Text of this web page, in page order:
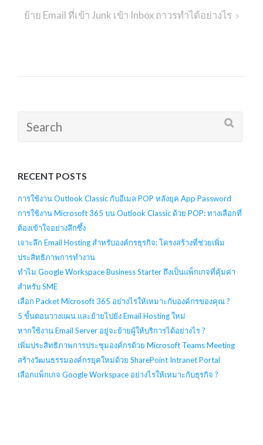
navigation
ย้าย Email ที่เข้า Junk เข้า Inbox ถาวรทำได้อย่างไร
Search
RECENT POSTS
การใช้งาน Outlook Classic กับอีเมล POP หลังยุค App Password
การใช้งาน Microsoft 365 บน Outlook Classic ด้วย POP: ทางเลือกที่
ต้องเข้าใจอย่างลึกซึ้ง
เจาะลึก Email Hosting สำหรับองค์กรธุรกิจ: โครงสร้างที่ช่วยเพิ่ม
ประสิทธิภาพการทำงาน
ทำไม Google Workspace Business Starter ถึงเป็นแพ็กเกจที่คุ้มค่า
สำหรับ SME
เลือก Packet Microsoft 365 อย่างไรให้เหมาะกับองค์กรของคุณ ?
5 ขั้นตอนวางแผน และย้ายไปยัง Email Hosting ใหม่
หากใช้งาน Email Server อยู่จะย้ายผู้ให้บริการได้อย่างไร ?
เพิ่มประสิทธิภาพการประชุมองค์กรด้วย Microsoft Teams Meeting
สร้างวัฒนธรรมองค์กรยุคใหม่ด้วย SharePoint Intranet Portal
เลือกแพ็กเกจ Google Workspace อย่างไรให้เหมาะกับธุรกิจ ?